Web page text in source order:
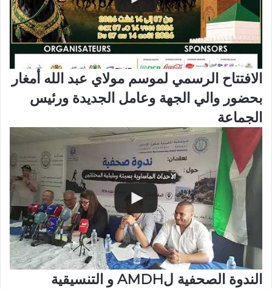
الافتتاح الرسمي لموسم مولاي عبد الله أمغار
بحضور والي الجهة وعامل الجديدة ورئيس
الجماعة
الندوة الصحفية لAMDH و التنسيقية